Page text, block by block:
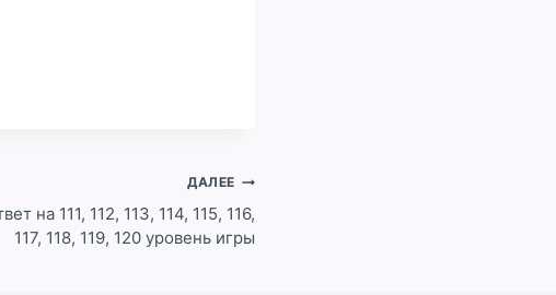
ДАЛЕЕ
на 111, 112, 113, 114, 115, 116,
117, 118, 119, 120 уровень игры